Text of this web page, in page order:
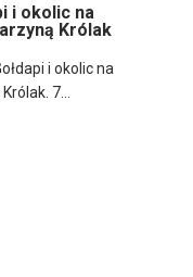
i okolic na
Królak
i okolic na
7...